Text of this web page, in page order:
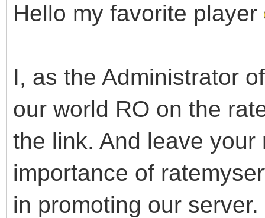
Hello my favorite player
I, as the Administrator
our world RO on the
the link. And leave
importance of
in promoting our